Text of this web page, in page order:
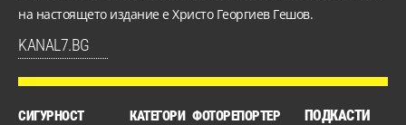
на настоящето издание е Христо Георгиев Гешов.
KANAL7.BG
СИГУРНОСТ КАТЕГОРИ ФОТОРЕПОРТЕР ПОДКАСТИ